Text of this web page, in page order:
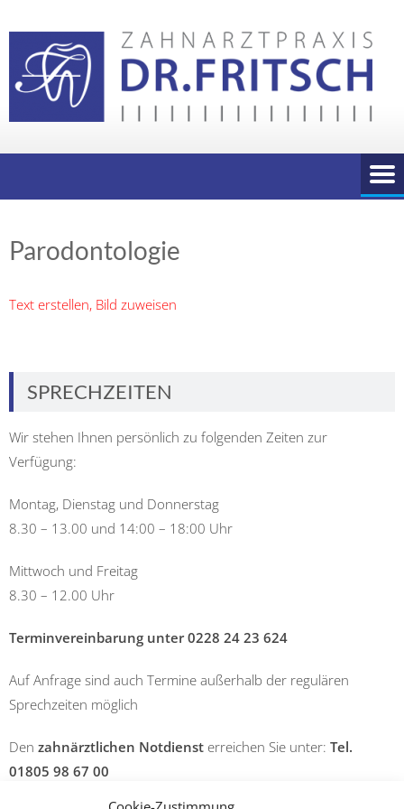
to
content
Parodontologie
Text erstellen, Bild zuweisen
SPRECHZEITEN
Wir stehen Ihnen persönlich zu folgenden Zeiten zur
Verfügung:
Montag, Dienstag und Donnerstag
8.30 – 13.00 und 14:00 – 18:00 Uhr
Mittwoch und Freitag
8.30 – 12.00 Uhr
Terminvereinbarung unter 0228 24 23 624
Auf Anfrage sind auch Termine außerhalb der regulären
Sprechzeiten möglich
Den zahnärztlichen Notdienst erreichen Sie unter: Tel.
01805 98 67 00